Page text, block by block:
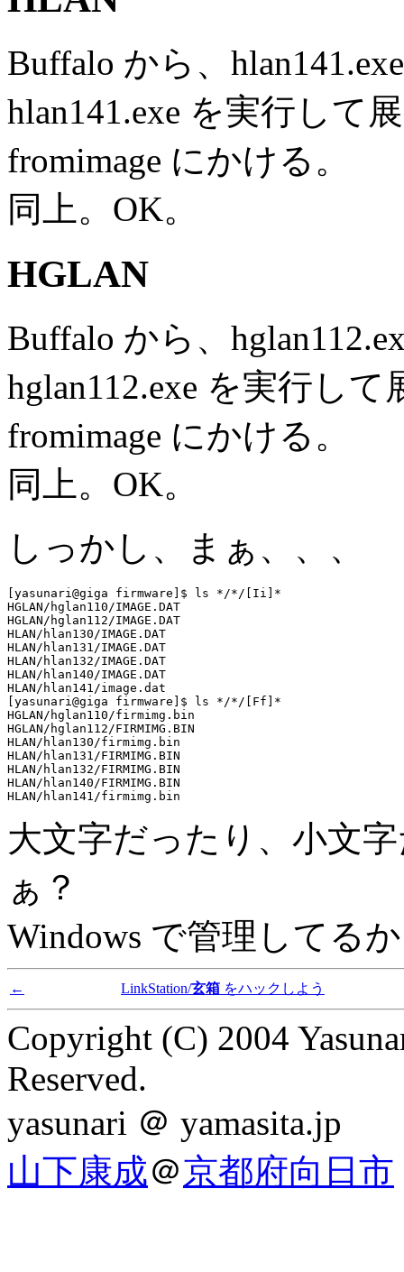
Buffalo から、
hlan141.exe を実行して
fromimage にかける。
同上。OK。
HGLAN
Buffalo から、
hglan112.exe を実行し
fromimage にかける。
同上。OK。
しっかし、まぁ、、、
[yasunari@giga firmware]$ ls */*/[Ii]*
HGLAN/hglan110/IMAGE.DAT
HGLAN/hglan112/IMAGE.DAT
HLAN/hlan130/IMAGE.DAT
HLAN/hlan131/IMAGE.DAT
HLAN/hlan132/IMAGE.DAT
HLAN/hlan140/IMAGE.DAT
HLAN/hlan141/image.dat
[yasunari@giga firmware]$ ls */*/[Ff]*
HGLAN/hglan110/firmimg.bin
HGLAN/hglan112/FIRMIMG.BIN
HLAN/hlan130/firmimg.bin
HLAN/hlan131/FIRMIMG.BIN
HLAN/hlan132/FIRMIMG.BIN
HLAN/hlan140/FIRMIMG.BIN
大文字だったり、小文
ぁ？
Windows で管理してる
← LinkStation/玄箱 をハックしよう
Copyright (C) 2004
Reserved.
yasunari ＠ yamasita.jp
山下康成＠京都府向日市